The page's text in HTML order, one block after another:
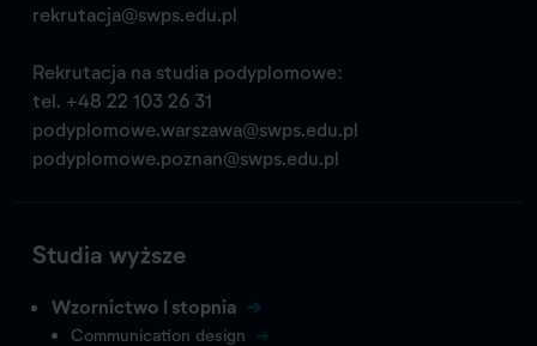
rekrutacja@swps.edu.pl
Rekrutacja na studia podyplomowe:
tel. +48 22 103 26 31
podyplomowe.warszawa@swps.edu.pl
podyplomowe.poznan@swps.edu.pl
Studia wyższe
Wzornictwo I stopnia
Communication design